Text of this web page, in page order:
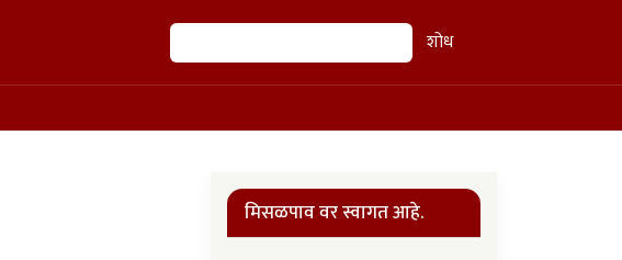
शोध शोध
मिसळपाव वर स्वागत आहे.